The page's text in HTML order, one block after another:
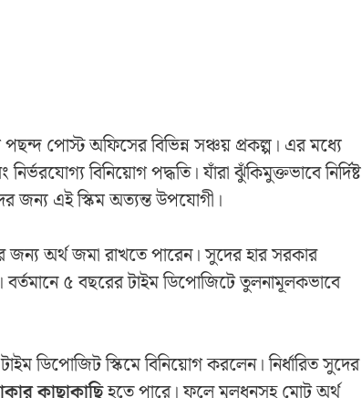
পোস্ট অফিসের বিভিন্ন সঞ্চয় প্রকল্প। এর মধ্যে
বিনিয়োগ পদ্ধতি। যাঁরা ঝুঁকিমুক্তভাবে নির্দিষ্ট
জন্য এই স্কিম অত্যন্ত উপযোগী।
অর্থ জমা রাখতে পারেন। সুদের হার সরকার
বর্তমানে ৫ বছরের টাইম ডিপোজিটে তুলনামূলকভাবে
ডিপোজিট স্কিমে বিনিয়োগ করলেন। নির্ধারিত সুদের